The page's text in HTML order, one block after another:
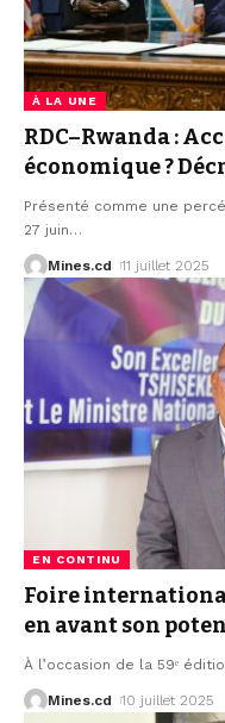
À LA UNE
RDC–Rwanda :
économique ?
Présenté comme une
27 juin…
Mines.cd 11 juillet 2025
EN CONTINU
Foire
en avant son
À l’occasion de la 59ᵉ
Mines.cd 10 juillet 2025